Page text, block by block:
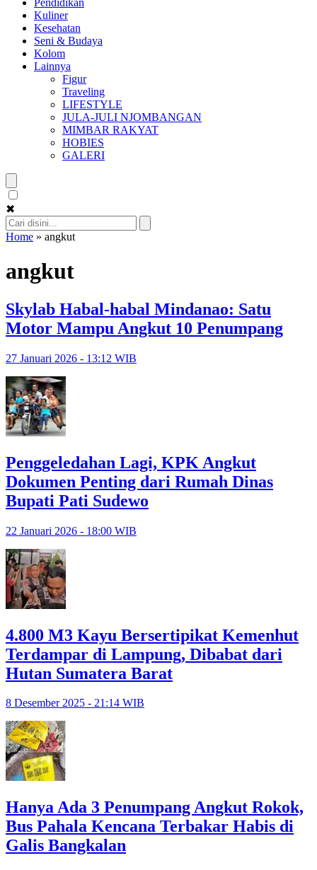
Pendidikan
Kuliner
Kesehatan
Seni & Budaya
Kolom
Lainnya
Figur
Traveling
LIFESTYLE
JULA-JULI NJOMBANGAN
MIMBAR RAKYAT
HOBIES
GALERI
✖
Home » angkut
angkut
Skylab Habal-habal Mindanao: Satu
Motor Mampu Angkut 10 Penumpang
27 Januari 2026 - 13:12 WIB
Penggeledahan Lagi, KPK Angkut
Dokumen Penting dari Rumah Dinas
Bupati Pati Sudewo
22 Januari 2026 - 18:00 WIB
4.800 M3 Kayu Bersertipikat Kemenhut
Terdampar di Lampung, Dibabat dari
Hutan Sumatera Barat
8 Desember 2025 - 21:14 WIB
Hanya Ada 3 Penumpang Angkut Rokok,
Bus Pahala Kencana Terbakar Habis di
Galis Bangkalan